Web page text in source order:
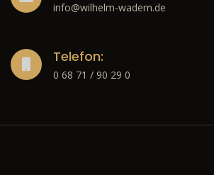
info@wilhelm-wadern.de
Telefon:
0 68 71 / 90 29 0